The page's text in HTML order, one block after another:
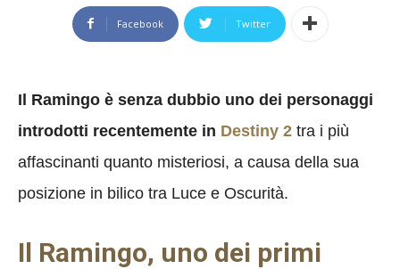
Facebook Twitter
Il Ramingo è senza dubbio uno dei personaggi
introdotti recentemente in Destiny 2 tra i più
affascinanti quanto misteriosi, a causa della sua
posizione in bilico tra Luce e Oscurità.
Il Ramingo, uno dei primi